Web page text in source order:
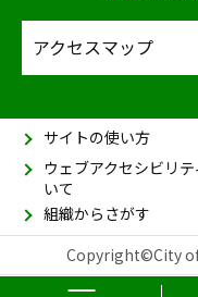
アクセスマップ
サイトの使い方
ウェブアクセシビリ
いて
組織からさがす
Copyright©City